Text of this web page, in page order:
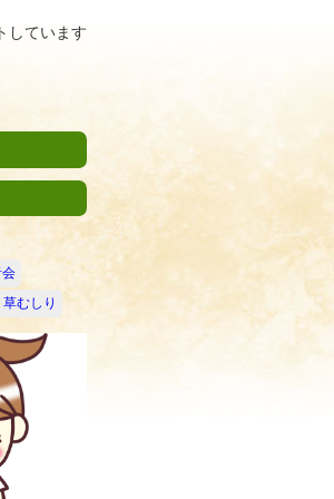
しています
会
草むしり